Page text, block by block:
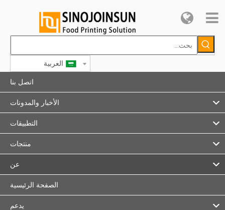
العربية
اتصل بنا
الأخبار والمدونات
التطبيقات
منتجات
عن
الصفحة الرئيسية
يدعم